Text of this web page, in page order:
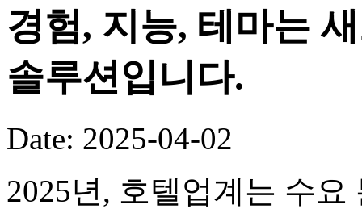
경험, 지능, 테마는
솔루션입니다.
Date: 2025-04-02
2025년, 호텔업계는 수